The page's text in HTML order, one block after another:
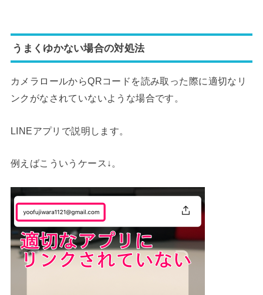
うまくゆかない場合の対処法
カメラロールからQRコードを読み取った際に適切なリ
ンクがなされていないような場合です。
LINEアプリで説明します。
例えばこういうケース↓。